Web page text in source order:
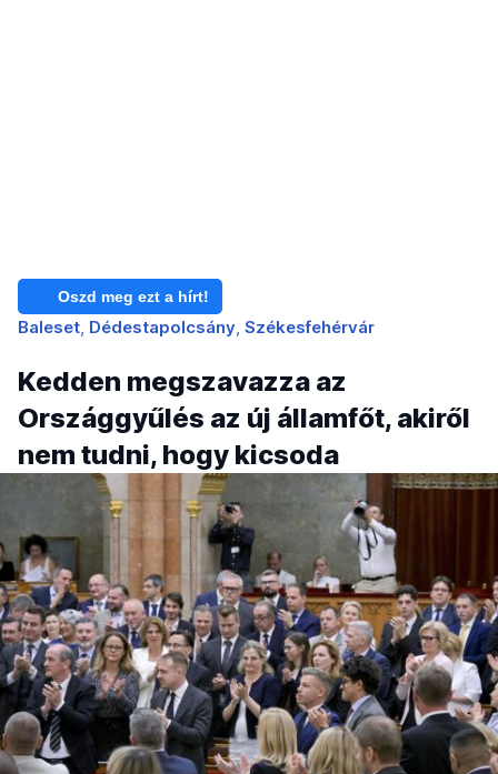
Oszd meg ezt a hírt!
Baleset Dédestapolcsány Székesfehérvár
Kedden megszavazza az
Országgyűlés az új államfőt, akiről
nem tudni, hogy kicsoda